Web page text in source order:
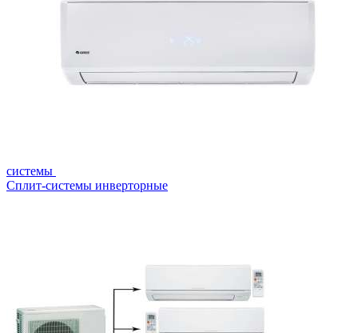
системы
Сплит-системы инверторные